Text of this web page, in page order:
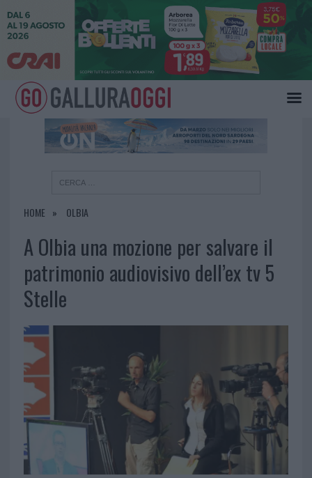
HOME OLBIA
A Olbia una mozione per salvare il
patrimonio audiovisivo dell’ex tv 5
Stelle
×